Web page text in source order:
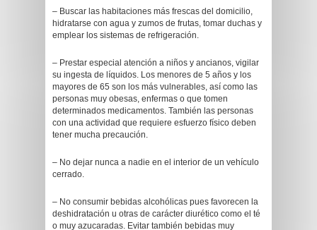
– Buscar las habitaciones más frescas del domicilio,
hidratarse con agua y zumos de frutas, tomar duchas y
emplear los sistemas de refrigeración.
– Prestar especial atención a niños y ancianos, vigilar
su ingesta de líquidos. Los menores de 5 años y los
mayores de 65 son los más vulnerables, así como las
personas muy obesas, enfermas o que tomen
determinados medicamentos. También las personas
con una actividad que requiere esfuerzo físico deben
tener mucha precaución.
– No dejar nunca a nadie en el interior de un vehículo
cerrado.
– No consumir bebidas alcohólicas pues favorecen la
deshidratación u otras de carácter diurético como el té
o muy azucaradas. Evitar también bebidas muy